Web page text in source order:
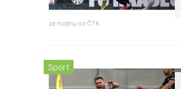
za hodinu od ČTK
Sport